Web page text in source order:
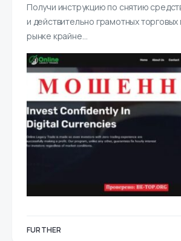
Получи инструкцию по снятию
и действительно грамотных торговых
рынке крайне…
FURTHER